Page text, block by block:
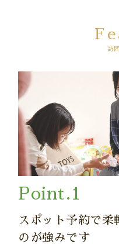
訪
スポット予約で柔
のが強みです